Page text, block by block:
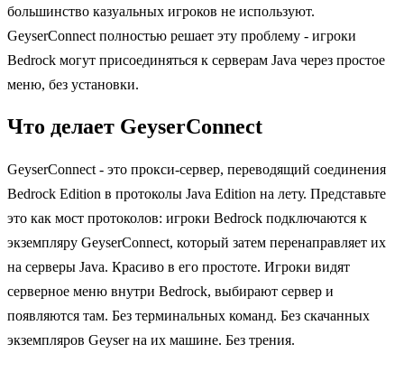
большинство казуальных игроков не используют.
GeyserConnect полностью решает эту проблему - игроки
Bedrock могут присоединяться к серверам Java через простое
меню, без установки.
Что делает GeyserConnect
GeyserConnect - это прокси-сервер, переводящий соединения
Bedrock Edition в протоколы Java Edition на лету. Представьте
это как мост протоколов: игроки Bedrock подключаются к
экземпляру GeyserConnect, который затем перенаправляет их
на серверы Java. Красиво в его простоте. Игроки видят
серверное меню внутри Bedrock, выбирают сервер и
появляются там. Без терминальных команд. Без скачанных
экземпляров Geyser на их машине. Без трения.